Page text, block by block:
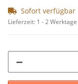
Sofort verfügbar
Lieferzeit: 1 - 2 Werktage